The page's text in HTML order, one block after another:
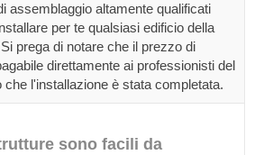
assemblaggio altamente qualificati
per te qualsiasi edificio della
prega di notare che il prezzo di
direttamente ai professionisti del
che l'installazione è stata completata.
sono facili da